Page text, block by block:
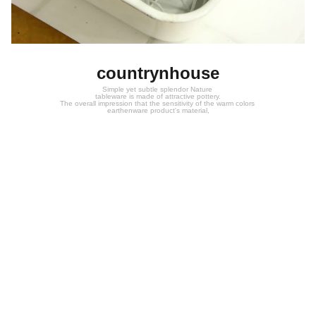
countrynhouse
Simple yet subtle splendor Nature
tableware is made of attractive pottery.
The overall impression that the sensitivity of the warm colors
earthenware product's material,